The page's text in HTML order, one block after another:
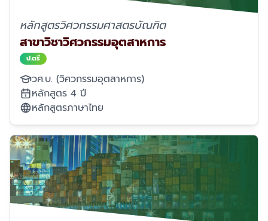
หลักสูตรวิศวกรรมศาสตรบัณฑิต
สาขาวิชาวิศวกรรมอุตสาหการ
ป.ตรี
วศ.บ. (วิศวกรรมอุตสาหการ)
หลักสูตร 4 ปี
หลักสูตรภาษาไทย